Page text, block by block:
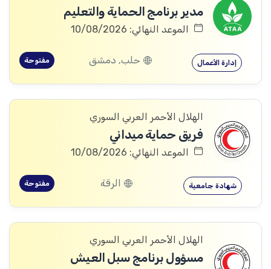
مدير برنامج الحماية والتعليم
الموعد النهائي: 10/08/2026
إدارة الأعمال حلب, دمشق مفتوحة
الهلال الأحمر العربي السوري
فريق حماية ميداني
الموعد النهائي: 10/08/2026
شهادة جامعية الرقة مفتوحة
الهلال الأحمر العربي السوري
مسؤول برنامج سبل العيش